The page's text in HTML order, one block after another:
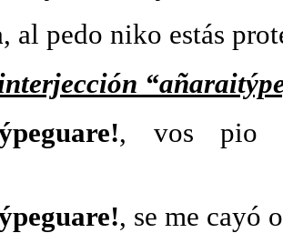
, al pedo niko estás
, vos pio
, se me cayó